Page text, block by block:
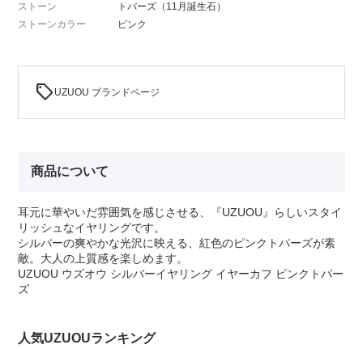
ストーン
トパーズ（11月誕生石）
ストーンカラー
ピンク
sell UZUOU ブランドページ
商品について
耳元に華やいだ雰囲気を感じさせる、『UZUOU』らしいスタイ
リッシュなイヤリングです。
シルバーの爽やかな光沢に映える、紅色のピンクトパーズが素
敵。大人の上質感を楽しめます。
UZUOU ウズオウ シルバーイヤリング イヤーカフ ピンクトパー
ズ
人気UZUOUランキング